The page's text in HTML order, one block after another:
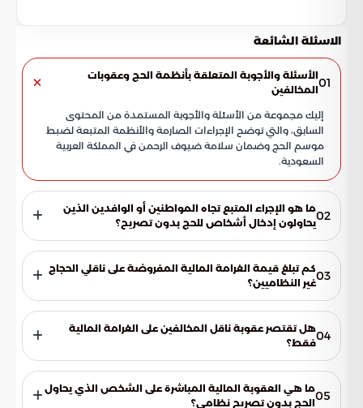
الاسئلة الشائعة
01الأسئلة والأجوبة المتعلقة بأنظمة الحج وعقوبات
المخالفين
إليك مجموعة من الأسئلة والأجوبة المستمدة من المحتوى
السابق، والتي توضح الإجراءات الصارمة والأنظمة المتبعة لضبط
موسم الحج وضمان سلامة ضيوف الرحمن في المملكة العربية
السعودية.
02ما هو الإجراء المتبع تجاه المواطنين أو الوافدين الذين
يحاولون إدخال أشخاص للحج بدون تصريح؟
تقوم قوات أمن الحج المتمركزة في نقاط التفتيش بمداخل
العاصمة المقدسة بإيقاف المتجاوزين وإحالتهم للجهات المختصة.
يتم إصدار قرارات إدارية فورية وصارمة بحقهم لردع أي محاولات03كم تبلغ قيمة الغرامة المالية المفروضة على ناقلي الحجاج
غير النظاميين؟
تصل الغرامة المالية المفروضة على الناقل إلى 100,000 ريال
سعودي عن كل مخالف يتم نقله. هذه الغرامة تهدف إلى منع
استغلال موسم الحج في عمليات نقل غير قانونية.04هل تقتصر عقوبة ناقل المخالفين على الغرامة المالية
فقط؟
لا تقتصر العقوبة على الغرامة، بل تشمل أيضاً السجن والتشهير
بالناقل ليكون عبرة لغيره. كما يتم الرفع للمطالبة القضائية بمصادرة
المركبة المستخدمة في عملية النقل غير النظامي.05ما هي العقوبة المالية المباشرة على الشخص الذي يحاول
الحج بدون تصريح نظامي؟